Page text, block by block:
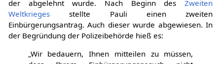
der abgelehnt wurde. Nach Beginn desZweiten
Weltkriegesstellte Pauli einen zweiten
Einbürgerungsantrag. Auch dieser wurde abgewiesen. In
der Begründung der Polizeibehörde hieß es:
„Wir bedauern, Ihnen mitteilen zu müssen,